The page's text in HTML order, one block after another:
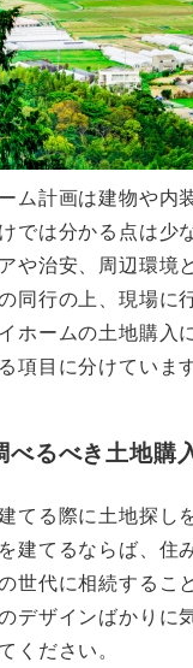
ム計画は建物や内
では分かる点は少
や治安、周辺環境
同行の上、現場に
ホームの土地購入
項目に分けていま
べるべき土地購
てる際に土地探し
建てるならば、住
世代に相続するこ
デザインばかりに
ください。